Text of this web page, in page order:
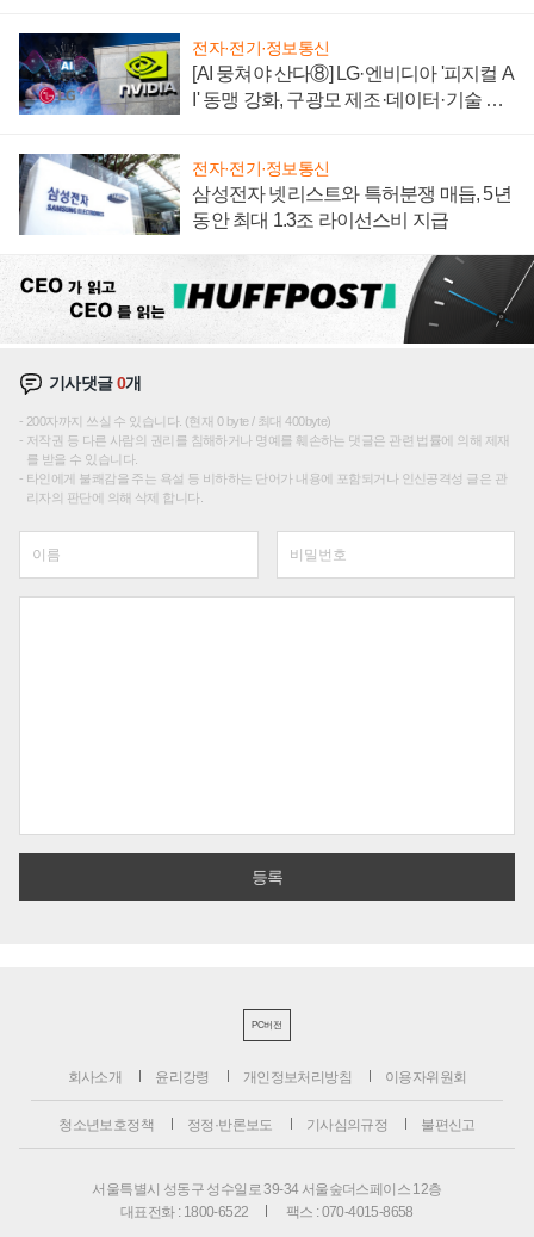
전자·전기·정보통신
[AI 뭉쳐야 산다⑧] LG·엔비디아 '피지컬 A
I' 동맹 강화, 구광모 제조·데이터·기술 결
전자·전기·정보통신
삼성전자 넷리스트와 특허분쟁 매듭, 5년
동안 최대 1.3조 라이선스비 지급
기사댓글0개
200자까지 쓰실 수 있습니다. (현재 0 byte / 최대 400byte)
저작권 등 다른 사람의 권리를 침해하거나 명예를 훼손하는 댓글은 관련 법률에 의해 제재
를 받을 수 있습니다.
타인에게 불쾌감을 주는 욕설 등 비하하는 단어가 내용에 포함되거나 인신공격성 글은 관
리자의 판단에 의해 삭제 합니다.
PC버전
회사소개 윤리강령 개인정보처리방침 이용자위원회
청소년보호정책 정정·반론보도 기사심의규정 불편신고
서울특별시 성동구 성수일로 39-34 서울숲더스페이스 12층
대표전화 : 1800-6522
팩스 : 070-4015-8658